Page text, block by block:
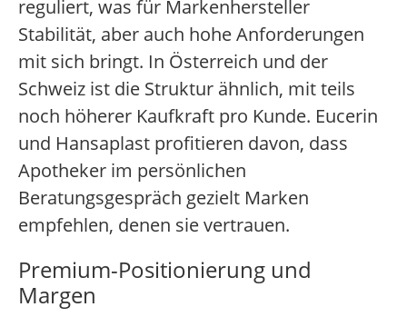
reguliert, was für Markenhersteller
Stabilität, aber auch hohe Anforderungen
mit sich bringt. In Österreich und der
Schweiz ist die Struktur ähnlich, mit teils
noch höherer Kaufkraft pro Kunde. Eucerin
und Hansaplast profitieren davon, dass
Apotheker im persönlichen
Beratungsgespräch gezielt Marken
empfehlen, denen sie vertrauen.
Premium-Positionierung und
Margen